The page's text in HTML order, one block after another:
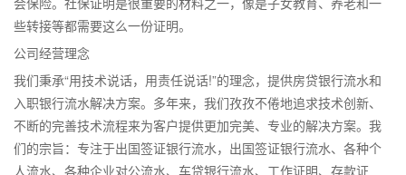
些转接等都需要这么一份证明。
公司经营理念
我们秉承“用技术说话，用责任说话!”的理念，提供房贷银行流水和
入职银行流水解决方案。多年来，我们孜孜不倦地追求技术创新、
不断的完善技术流程来为客户提供更加完美、专业的解决方案。我
们的宗旨：专注于出国签证银行流水，出国签证银行流水、各种个
人流水、各种企业对公流水、车贷银行流水、工作证明、存款证